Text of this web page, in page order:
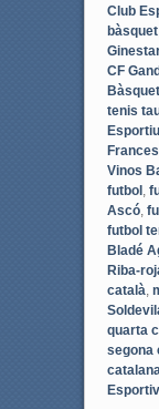
Club
bàsquet,
CF
tenis
Esportiu
Vinos
futbol,
Ascó,
futbol
Bladé
Riba-
català
quarta
segona